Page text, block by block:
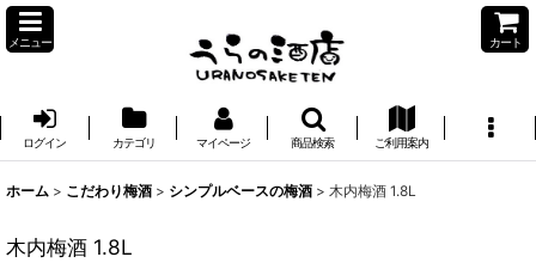
メニュー カート
ログイン カテゴリ マイページ 商品検索 ご利用案内
ホーム > こだわり梅酒 > シンプルベースの梅酒 > 木内梅酒 1.8L
木内梅酒 1.8L